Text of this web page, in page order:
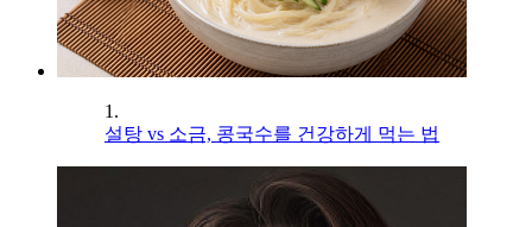
1.
설탕 vs 소금, 콩국수를 건강하게 먹는 법